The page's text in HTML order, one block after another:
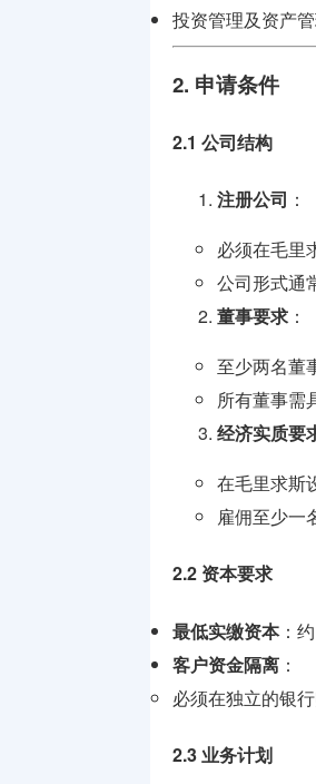
投资管理及资产
2. 申请条件
2.1 公司结构
注册公司 ：
必须在毛里
公司形式通
董事要求 ：
至少两名董
所有董事需
经济实质要
在毛里求斯
雇佣至少一
2.2 资本要求
最低实缴资本：约
客户资金隔离 ：
必须在独立的银
2.3 业务计划